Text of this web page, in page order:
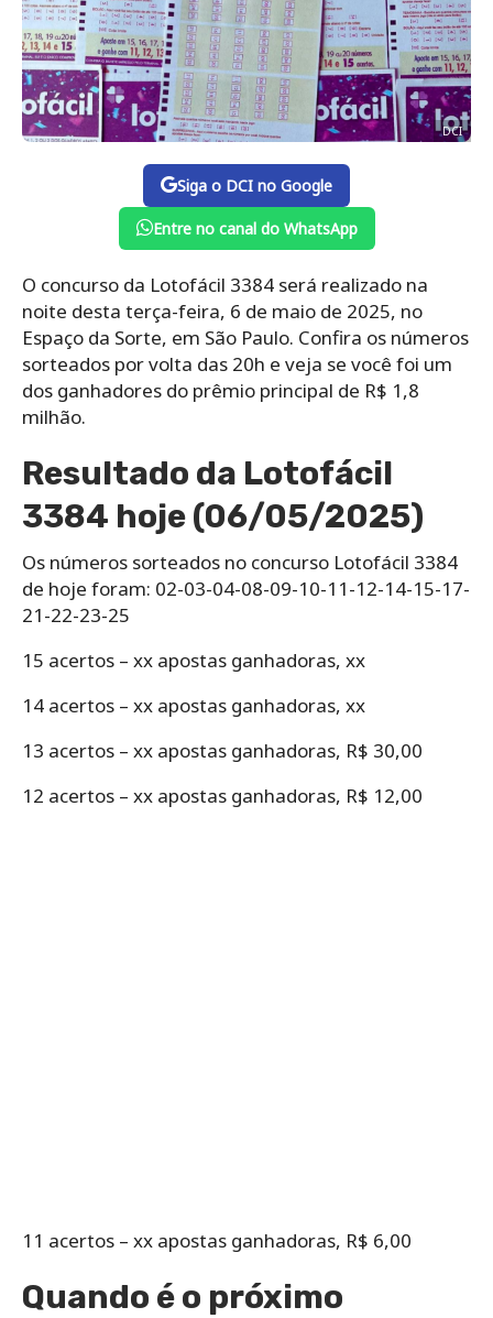
DCI
Siga o DCI no Google
Entre no canal do WhatsApp
O concurso da Lotofácil 3384 será realizado na
noite desta terça-feira, 6 de maio de 2025, no
Espaço da Sorte, em São Paulo. Confira os números
sorteados por volta das 20h e veja se você foi um
dos ganhadores do prêmio principal de R$ 1,8
milhão.
Resultado da Lotofácil
3384 hoje (06/05/2025)
Os números sorteados no concurso Lotofácil 3384
de hoje foram: 02-03-04-08-09-10-11-12-14-15-17-
21-22-23-25
15 acertos – xx apostas ganhadoras, xx
14 acertos – xx apostas ganhadoras, xx
13 acertos – xx apostas ganhadoras, R$ 30,00
12 acertos – xx apostas ganhadoras, R$ 12,00
11 acertos – xx apostas ganhadoras, R$ 6,00
Quando é o próximo